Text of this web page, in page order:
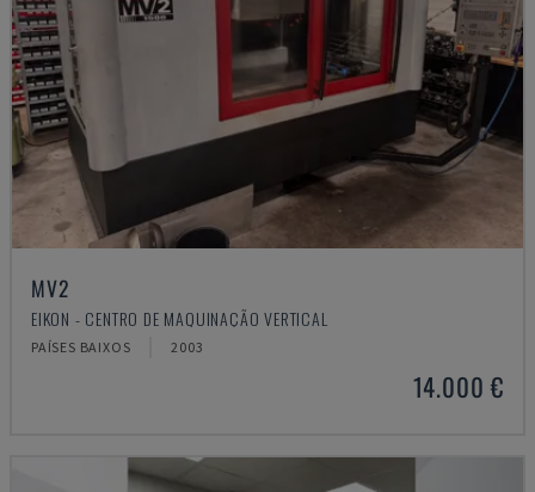
MV2
EIKON - CENTRO DE MAQUINAÇÃO VERTICAL
PAÍSES BAIXOS 2003
14.000 €